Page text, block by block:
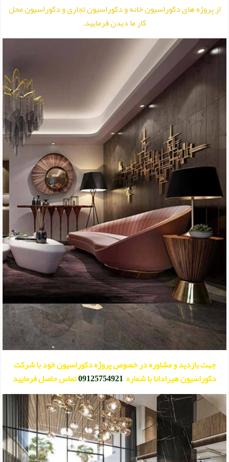
از پروژه هایدکوراسیون خانهودکوراسیون تجاریودکوراسیون محل
کارما دیدن فرمایید.
جهت بازدید و مشاوره در خصوص پروژه دکوراسیون خود با شرکت
دکوراسیون هیرادانا با شماره09125754921تماس حاصل فرمایید